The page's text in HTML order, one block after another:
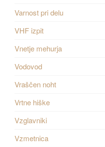
Varnost pri delu
VHF izpit
Vnetje mehurja
Vodovod
Vraščen noht
Vrtne hiške
Vzglavniki
Vzmetnica